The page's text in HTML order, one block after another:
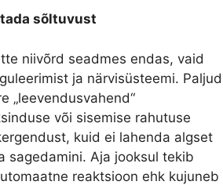
sõltuvust
niivõrd seadmes endas, vaid
ja närvisüsteemi. Paljud
„leevendusvahend“
või sisemise rahutuse
kuid ei lahenda algset
sagedamini. Aja jooksul tekib
reaktsioon ehk kujuneb